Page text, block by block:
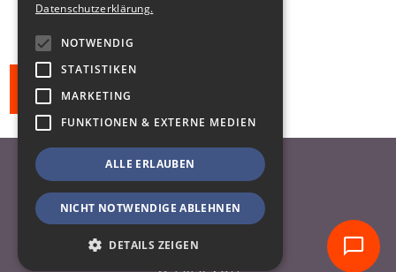
Alle Klienten
© 2026 VOR
Nach oben
Datenschutzhinweise
Impressum
Datenschutzerklärung.
NOTWENDIG
STATISTIKEN
MARKETING
FUNKTIONEN & EXTERNE MEDIEN
ALLE ERLAUBEN
NICHT NOTWENDIGE ABLEHNEN
DETAILS ZEIGEN